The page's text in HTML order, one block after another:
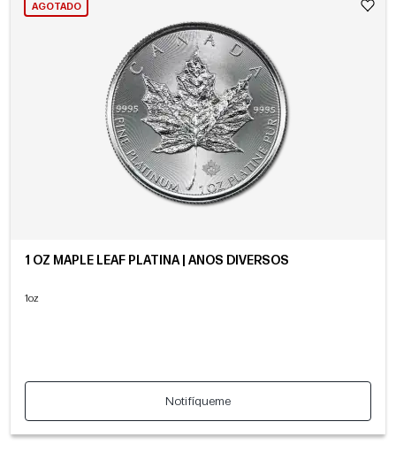
AGOTADO
1 OZ MAPLE LEAF PLATINA | AÑOS DIVERSOS
1oz
Notifíqueme